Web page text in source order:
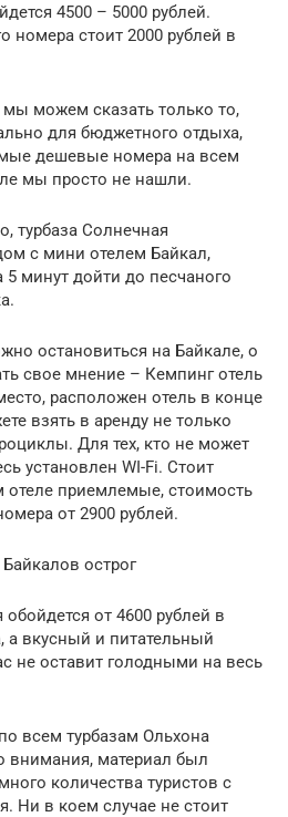
4500 – 5000 рублей.
номера стоит 2000 рублей в
мы можем сказать только то,
для бюджетного отдыха,
дешевые номера на всем
мы просто не нашли.
турбаза Солнечная
с мини отелем Байкал,
минут дойти до песчаного
остановиться на Байкале, о
свое мнение – Кемпинг отель
расположен отель в конце
взять в аренду не только
Для тех, кто не может
установлен WI-Fi. Стоит
отеле приемлемые, стоимость
от 2900 рублей.
острог
от 4600 рублей в
а вкусный и питательный
не оставит голодными на весь
всем турбазам Ольхона
внимания, материал был
количества туристов с
Ни в коем случае не стоит